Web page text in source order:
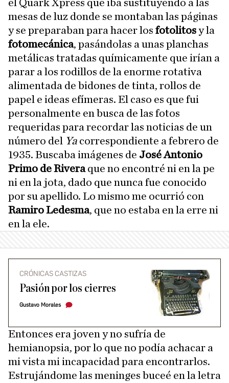
el Quark Xpress que iba sustituyendo a las
mesas de luz donde se montaban las páginas
y se preparaban para hacer los fotolitosy la
fotomecánica, pasándolas a unas planchas
metálicas tratadas químicamente que irían a
parar a los rodillos de la enorme rotativa
alimentada de bidones de tinta, rollos de
papel e ideas efímeras. El caso es que fui
personalmente en busca de las fotos
requeridas para recordar las noticias de un
número del Ya correspondiente a febrero de
1935. Buscaba imágenes de José Antonio
Primo de Riveraque no encontré ni en la pe
ni en la jota, dado que nunca fue conocido
por su apellido. Lo mismo me ocurrió con
Ramiro Ledesma, que no estaba en la erre ni
en la ele.
CRÓNICAS CASTIZAS
Pasión por los cierres
Gustavo Morales
Entonces era joven y no sufría de
hemianopsia, por lo que no podía achacar a
mi vista mi incapacidad para encontrarlos.
Estrujándome las meninges buceé en la letra